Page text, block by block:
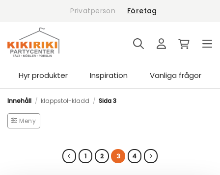
Privatperson Företag
Hyr produkter Inspiration Vanliga frågor
Innehåll / klappstol-kladd / Sida 3
Meny
1 2 3 4